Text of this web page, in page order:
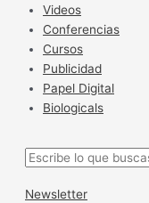
Videos
Conferencias
Cursos
Publicidad
Papel Digital
Biologicals
Newsletter